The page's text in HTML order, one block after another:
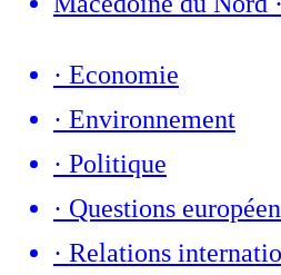
· Economie
· Environnement
· Politique
· Questions
· Relations